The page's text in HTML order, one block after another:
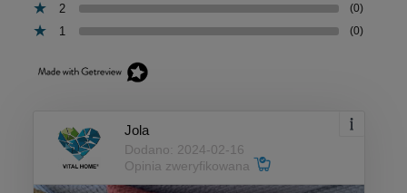
2 (0)
1 (0)
Jola
Dodano: 2024-02-16
Opinia zweryfikowana